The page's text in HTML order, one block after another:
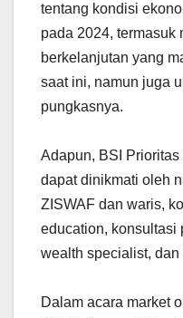
tentang kondisi
pada 2024, termasuk
berkelanjutan yang
saat ini, namun juga
pungkasnya.
Adapun, BSI
dapat dinikmati oleh
ZISWAF dan waris,
education, konsultasi
wealth specialist,
Dalam acara market